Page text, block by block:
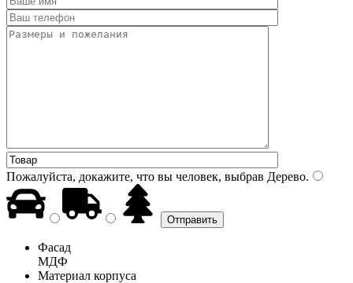
Пожалуйста, докажите, что вы человек, выбрав Дерево.
Фасад
МДФ
Материал корпуса